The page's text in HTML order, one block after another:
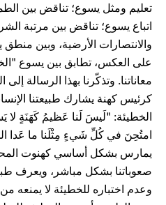
تعليم ومثل يسوع؛ تناقض بين
اتباع يسوع؛ تناقض بين مرتبة
والانتصارات الأرضية، وبين
على العكس، تطابق بين يسوع
معاناتنا. وتذكّرنا بهذا الرسالة
كرئيس كهنة يشارك طبيعتنا
الخطيئة: "لَيسَ لَنا عَظيمُ كَهَنَةٍ لا
يمارس بشكل أساسي كهنوت
صعوباتنا بشكل مباشر، ويعرف
وعدم اختباره للخطيئة لا يمنعه